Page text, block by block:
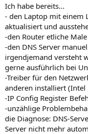
Ich habe bereits...
- den Laptop mit einem
aktualisiert und
-den Router etliche
-den DNS Server
irgendjemand versteht
gerne ausführlich bei
-Treiber für den
anderen installiert (Intel
-IP Config Register
-unzählige
die Diagnose: DNS-
Server nicht mehr